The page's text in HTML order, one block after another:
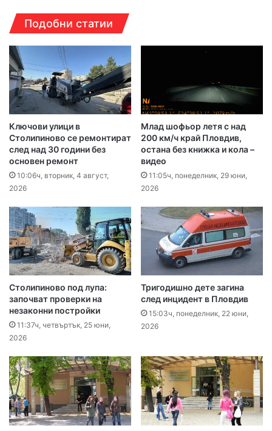
Подобни статии
Ключови улици в
Столипиново се ремонтират
след над 30 години без
основен ремонт
10:06ч, вторник, 4 август,
2026
Млад шофьор летя с над
200 км/ч край Пловдив,
остана без книжка и кола –
видео
11:05ч, понеделник, 29 юни,
2026
Столипиново под лупа:
започват проверки на
незаконни постройки
11:37ч, четвъртък, 25 юни,
2026
Тригодишно дете загина
след инцидент в Пловдив
15:03ч, понеделник, 22 юни,
2026